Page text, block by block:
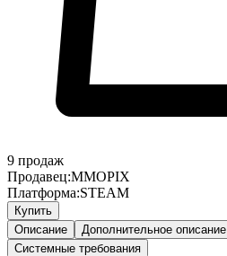
9 продаж
Продавец:MMOPIX
Платформа:STEAM
Купить
Описание
Дополнительное описание
Системные требования